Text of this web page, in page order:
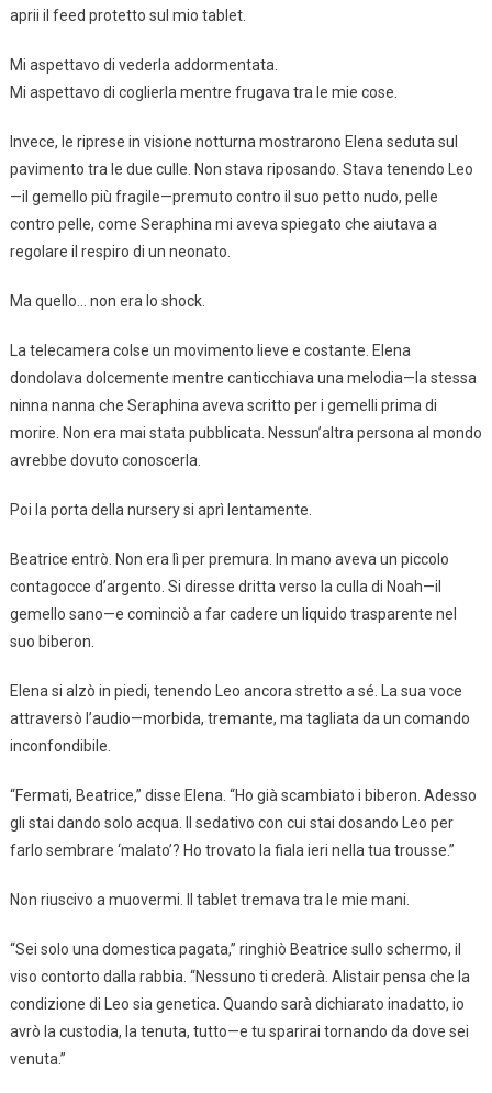
aprii il feed protetto sul mio tablet.
Mi aspettavo di vederla addormentata.
Mi aspettavo di coglierla mentre frugava tra le mie cose.
Invece, le riprese in visione notturna mostrarono Elena seduta sul
pavimento tra le due culle. Non stava riposando. Stava tenendo Leo
—il gemello più fragile—premuto contro il suo petto nudo, pelle
contro pelle, come Seraphina mi aveva spiegato che aiutava a
regolare il respiro di un neonato.
Ma quello… non era lo shock.
La telecamera colse un movimento lieve e costante. Elena
dondolava dolcemente mentre canticchiava una melodia—la stessa
ninna nanna che Seraphina aveva scritto per i gemelli prima di
morire. Non era mai stata pubblicata. Nessun’altra persona al mondo
avrebbe dovuto conoscerla.
Poi la porta della nursery si aprì lentamente.
Beatrice entrò. Non era lì per premura. In mano aveva un piccolo
contagocce d’argento. Si diresse dritta verso la culla di Noah—il
gemello sano—e cominciò a far cadere un liquido trasparente nel
suo biberon.
Elena si alzò in piedi, tenendo Leo ancora stretto a sé. La sua voce
attraversò l’audio—morbida, tremante, ma tagliata da un comando
inconfondibile.
“Fermati, Beatrice,” disse Elena. “Ho già scambiato i biberon. Adesso
gli stai dando solo acqua. Il sedativo con cui stai dosando Leo per
farlo sembrare ‘malato’? Ho trovato la fiala ieri nella tua trousse.”
Non riuscivo a muovermi. Il tablet tremava tra le mie mani.
“Sei solo una domestica pagata,” ringhiò Beatrice sullo schermo, il
viso contorto dalla rabbia. “Nessuno ti crederà. Alistair pensa che la
condizione di Leo sia genetica. Quando sarà dichiarato inadatto, io
avrò la custodia, la tenuta, tutto—e tu sparirai tornando da dove sei
venuta.”